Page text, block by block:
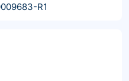
R1